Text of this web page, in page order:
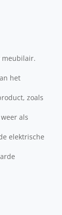
meubilair.
het
zoals
als
elektrische